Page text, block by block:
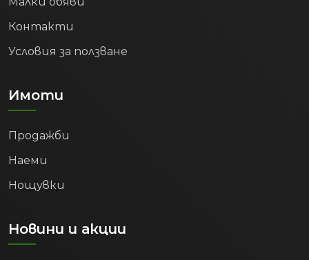
Контакти
Условия за ползване
Имоти
Продажби
Наеми
Нощувки
Новини и акции